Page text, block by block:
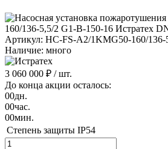
Артикул: HC-FS-A2/1KMG50-160/136-
Наличие: много
3 060 000 ₽ / шт.
До конца акции осталось:
00дн.
00час.
00мин.
Степень защиты IP54